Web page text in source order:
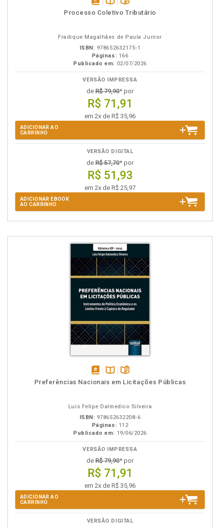
disponívelDisponível
páginas
Processo Coletivo Tributário
Fradique Magalhães de Paula Junior
ISBN: 978652632175-1
Páginas: 166
Publicado em: 02/07/2026
VERSÃO IMPRESSA
de R$ 79,90* por
R$ 71,91
em 2x de R$ 35,96
ADICIONAR AO
CARRINHO
VERSÃO DIGITAL
de R$ 57,70* por
R$ 51,93
em 2x de R$ 25,97
ADICIONAR EBOOK
AO CARRINHO
disponívelDisponível
páginas
Preferências Nacionais em Licitações Públicas
Luis Felipe Dalmedico Silveira
ISBN: 978652632208-6
Páginas: 112
Publicado em: 19/06/2026
VERSÃO IMPRESSA
de R$ 79,90* por
R$ 71,91
em 2x de R$ 35,96
ADICIONAR AO
CARRINHO
VERSÃO DIGITAL